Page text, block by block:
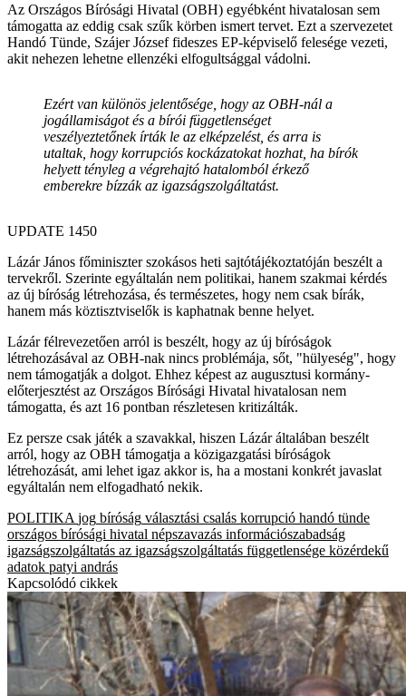
Az Országos Bírósági Hivatal (OBH) egyébként hivatalosan sem
támogatta az eddig csak szűk körben ismert tervet. Ezt a szervezetet
Handó Tünde, Szájer József fideszes EP-képviselő felesége vezeti,
akit nehezen lehetne ellenzéki elfogultsággal vádolni.
Ezért van különös jelentősége, hogy az OBH-nál a
jogállamiságot és a bírói függetlenséget
veszélyeztetőnek írták le az elképzelést, és arra is
utaltak, hogy korrupciós kockázatokat hozhat, ha bírók
helyett tényleg a végrehajtó hatalomból érkező
emberekre bízzák az igazságszolgáltatást.
UPDATE 1450
Lázár János főminiszter szokásos heti sajtótájékoztatóján beszélt a
tervekről. Szerinte egyáltalán nem politikai, hanem szakmai kérdés
az új bíróság létrehozása, és természetes, hogy nem csak bírák,
hanem más köztisztviselők is kaphatnak benne helyet.
Lázár félrevezetően arról is beszélt, hogy az új bíróságok
létrehozásával az OBH-nak nincs problémája, sőt, "hülyeség", hogy
nem támogatják a dolgot. Ehhez képest az augusztusi kormány-
előterjesztést az Országos Bírósági Hivatal hivatalosan nem
támogatta, és azt 16 pontban részletesen kritizálták.
Ez persze csak játék a szavakkal, hiszen Lázár általában beszélt
arról, hogy az OBH támogatja a közigazgatási bíróságok
létrehozását, ami lehet igaz akkor is, ha a mostani konkrét javaslat
egyáltalán nem elfogadható nekik.
POLITIKA jog bíróság választási csalás korrupció handó tünde
országos bírósági hivatal népszavazás információszabadság
igazságszolgáltatás az igazságszolgáltatás függetlensége közérdekű
adatok patyi andrás
Kapcsolódó cikkek